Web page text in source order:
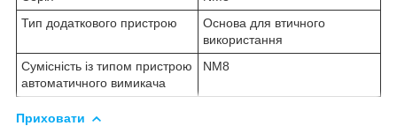
Тип додаткового пристрою
Основа для втичного
використання
Сумісність із типом пристрою
автоматичного вимикача
NM8
Приховати